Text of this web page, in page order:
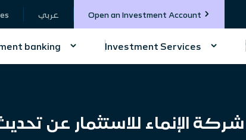
عربي Open an Investment Account
banking Investment Services
شركة الإنماء للاستثمار عن